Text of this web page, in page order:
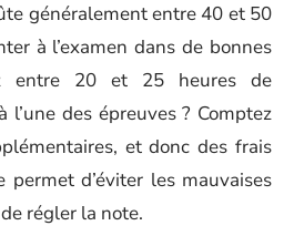
généralement entre 40 et 50
à l’examen dans de bonnes
entre 20 et 25 heures de
l’une des épreuves ? Comptez
et donc des frais
d’éviter les mauvaises
régler la note.